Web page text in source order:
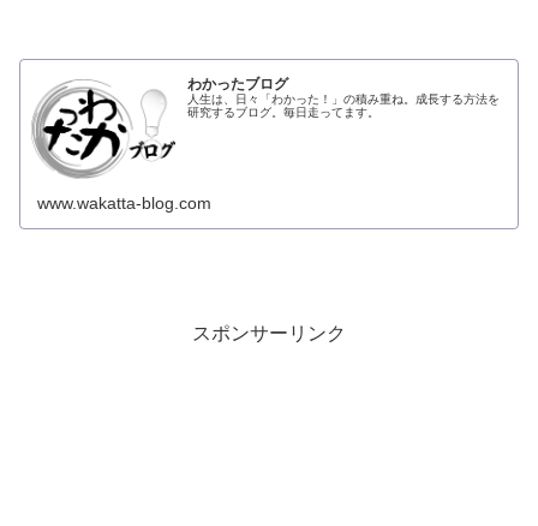
わかったブログ
人生は、日々「わかった！」の積み重ね。成長する方法を
研究するブログ。毎日走ってます。
www.wakatta-blog.com
スポンサーリンク